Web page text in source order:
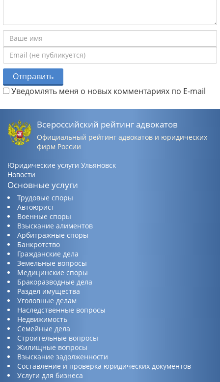
Отправить
Уведомлять меня о новых комментариях по E-mail
Всероссийский рейтинг адвокатов
Официальный рейтинг адвокатов и юридических
фирм России
Юридические услуги Ульяновск
Новости
Основные услуги
Трудовые споры
Автоюрист
Военные споры
Взыскание алиментов
Арбитражные споры
Банкротство
Гражданские дела
Земельные вопросы
Медицинские споры
Бракоразводные дела
Раздел имущества
Уголовные делам
Наследственные вопросы
Недвижимость
Семейные дела
Строительные вопросы
Жилищные вопросы
Взыскание задолженности
Составление и проверка юридических документов
Услуги для бизнеса